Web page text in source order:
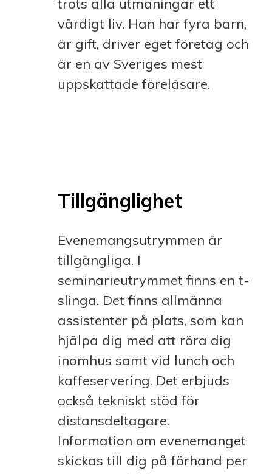
trots alla utmaningar ett
värdigt liv. Han har fyra barn,
är gift, driver eget företag och
är en av Sveriges mest
uppskattade föreläsare.
Tillgänglighet
Evenemangsutrymmen är
tillgängliga. I
seminarieutrymmet finns en t-
slinga. Det finns allmänna
assistenter på plats, som kan
hjälpa dig med att röra dig
inomhus samt vid lunch och
kaffeservering. Det erbjuds
också tekniskt stöd för
distansdeltagare.
Information om evenemanget
skickas till dig på förhand per